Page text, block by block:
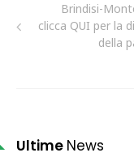
Brindisi-
clicca QUI per la
della
Ultime News